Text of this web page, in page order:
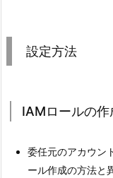
設定方法
IAMロールの作
委任元のアカウン
ール作成の方法と